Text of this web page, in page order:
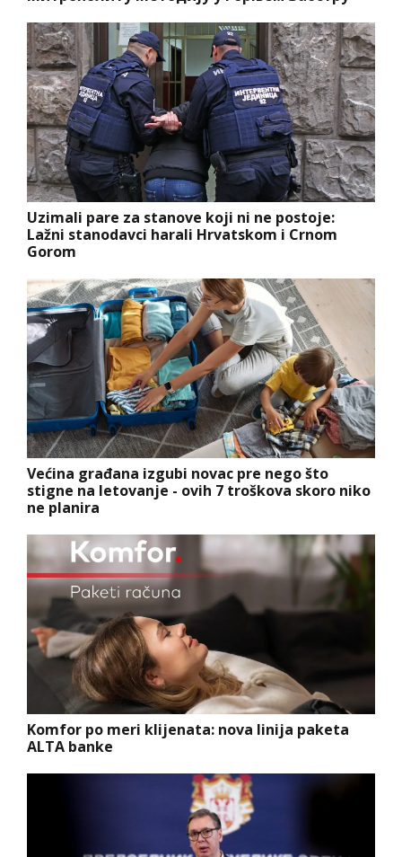
Uzimali pare za stanove koji ni ne postoje:
Lažni stanodavci harali Hrvatskom i Crnom
Gorom
Većina građana izgubi novac pre nego što
stigne na letovanje - ovih 7 troškova skoro niko
ne planira
Komfor po meri klijenata: nova linija paketa
ALTA banke